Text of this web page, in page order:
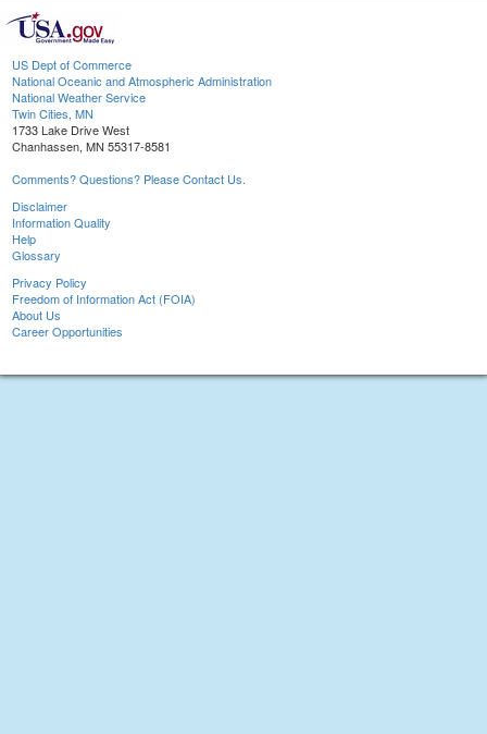
US Dept of Commerce
National Oceanic and Atmospheric Administration
National Weather Service
Twin Cities, MN
1733 Lake Drive West
Chanhassen, MN 55317-8581
Comments? Questions? Please Contact Us.
Disclaimer
Information Quality
Help
Glossary
Privacy Policy
Freedom of Information Act (FOIA)
About Us
Career Opportunities